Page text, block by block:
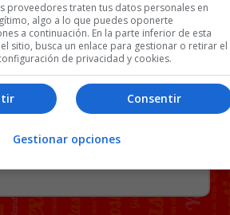
proveedores traten tus datos personales en
algo a lo que puedes oponerte
a continuación. En la parte inferior de esta
sitio, busca un enlace para gestionar o retirar el
de privacidad y cookies.
Consentir
Gestionar opciones